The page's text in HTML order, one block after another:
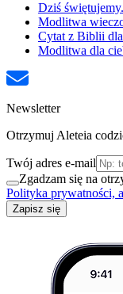
Dziś
Modlitwa
Cytat z Biblii
Modlitwa dla
Newsletter
Otrzymuj Aleteia
Twój adres e-mail
Zgadzam się na
Polityka prywatności,
Zapisz się